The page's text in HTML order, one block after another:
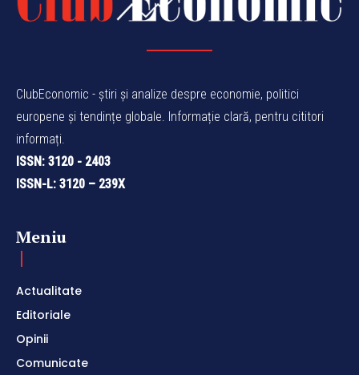
ClubEconomic - știri și analize despre economie, politici
europene și tendințe globale. Informație clară, pentru cititori
informați.
ISSN: 3120 - 2403
ISSN-L: 3120 – 239X
Meniu
Actualitate
Editoriale
Opinii
Comunicate